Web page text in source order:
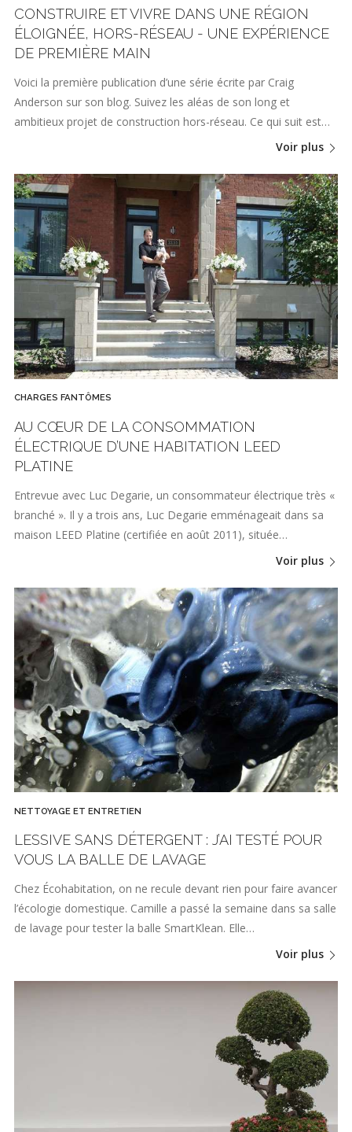
CONSTRUIRE ET VIVRE DANS UNE RÉGION
ÉLOIGNÉE, HORS-RÉSEAU - UNE EXPÉRIENCE
DE PREMIÈRE MAIN
Voici la première publication d’une série écrite par Craig
Anderson sur son blog. Suivez les aléas de son long et
ambitieux projet de construction hors-réseau. Ce qui suit est…
Voir plus
CHARGES FANTÔMES
AU CŒUR DE LA CONSOMMATION
ÉLECTRIQUE D’UNE HABITATION LEED
PLATINE
Entrevue avec Luc Degarie, un consommateur électrique très «
branché ». Il y a trois ans, Luc Degarie emménageait dans sa
maison LEED Platine (certifiée en août 2011), située…
Voir plus
NETTOYAGE ET ENTRETIEN
LESSIVE SANS DÉTERGENT : J’AI TESTÉ POUR
VOUS LA BALLE DE LAVAGE
Chez Écohabitation, on ne recule devant rien pour faire avancer
l’écologie domestique. Camille a passé la semaine dans sa salle
de lavage pour tester la balle SmartKlean. Elle…
Voir plus